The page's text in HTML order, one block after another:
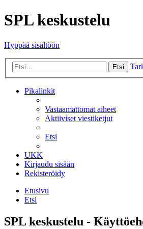
SPL keskustelu
Hyppää sisältöön
Etsi
Pikalinkit
Vastaamattomat aiheet
Aktiiviset viestiketjut
Etsi
UKK
Kirjaudu sisään
Rekisteröidy
Etusivu
Etsi
SPL keskustelu -